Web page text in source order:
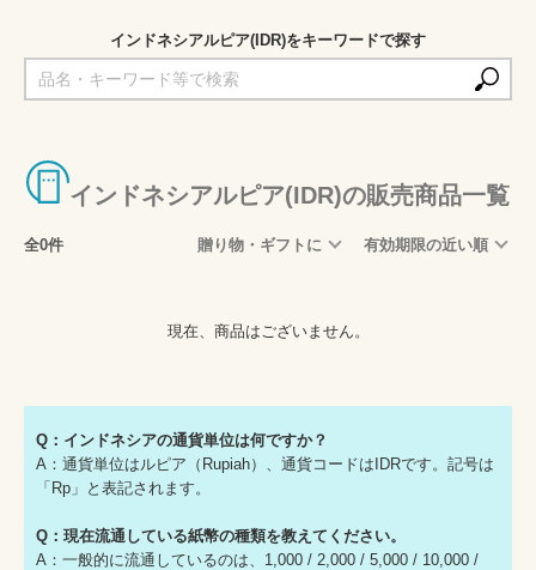
インドネシアルピア(IDR)をキーワードで探す
インドネシアルピア(IDR)の販売商品一覧
全0件 贈り物・ギフトに 有効期限の近い順
現在、商品はございません。
Q：インドネシアの通貨単位は何ですか？
A：通貨単位はルピア（Rupiah）、通貨コードはIDRです。記号は
「Rp」と表記されます。
Q：現在流通している紙幣の種類を教えてください。
A：一般的に流通しているのは、1,000 / 2,000 / 5,000 / 10,000 /